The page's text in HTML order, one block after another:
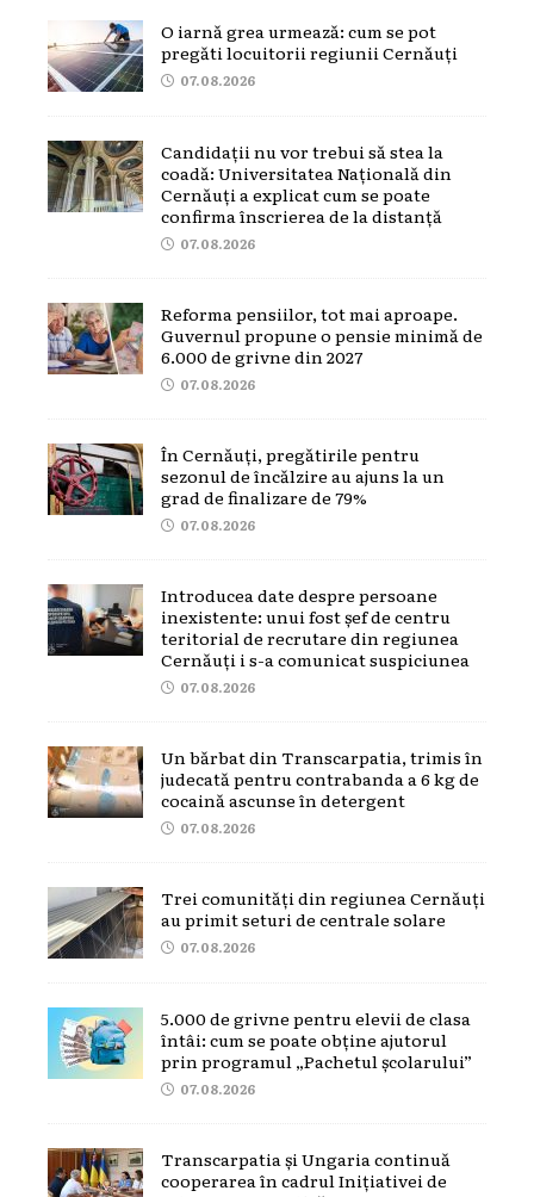
O iarnă grea urmează: cum se pot
pregăti locuitorii regiunii Cernăuți
07.08.2026
Candidații nu vor trebui să stea la
coadă: Universitatea Națională din
Cernăuți a explicat cum se poate
confirma înscrierea de la distanță
07.08.2026
Reforma pensiilor, tot mai aproape.
Guvernul propune o pensie minimă de
6.000 de grivne din 2027
07.08.2026
În Cernăuți, pregătirile pentru
sezonul de încălzire au ajuns la un
grad de finalizare de 79%
07.08.2026
Introducea date despre persoane
inexistente: unui fost șef de centru
teritorial de recrutare din regiunea
Cernăuți i s-a comunicat suspiciunea
07.08.2026
Un bărbat din Transcarpatia, trimis în
judecată pentru contrabanda a 6 kg de
cocaină ascunse în detergent
07.08.2026
Trei comunități din regiunea Cernăuți
au primit seturi de centrale solare
07.08.2026
5.000 de grivne pentru elevii de clasa
întâi: cum se poate obține ajutorul
prin programul „Pachetul școlarului”
07.08.2026
Transcarpatia și Ungaria continuă
cooperarea în cadrul Inițiativei de